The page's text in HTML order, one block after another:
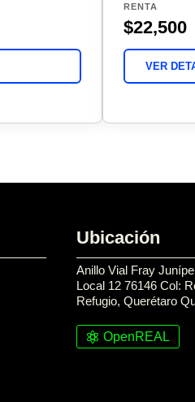
RENTA
$22,500
VER
Ubicación
Anillo Vial Fray
Local 12 76146 Col:
Refugio, Querétaro
OpenREAL